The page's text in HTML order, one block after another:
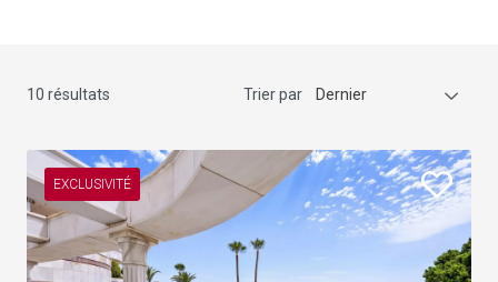
10 résultats Trier par Dernier
EXCLUSIVITÉ